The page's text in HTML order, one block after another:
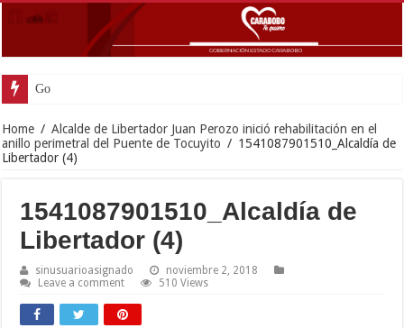
Gobernador Lacava y alcaldes
Home / Alcalde de Libertador Juan Perozo inició rehabilitación en el
anillo perimetral del Puente de Tocuyito / 1541087901510_Alcaldía de
Libertador (4)
1541087901510_Alcaldía de
Libertador (4)
sinusuarioasignado
noviembre 2, 2018
Leave a comment
510 Views